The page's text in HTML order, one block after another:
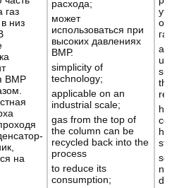
газ
низ
ВМР
на
расхода;
может
использоваться при
высоких давлениях
ВМР.
simplicity of
technology;
applicable on an
industrial scale;
gas from the top of
the column can be
recycled back into the
process
to reduce its
consumption;
an